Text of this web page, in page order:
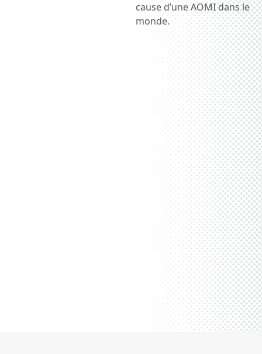
cause d’une AOMI dans le
monde.